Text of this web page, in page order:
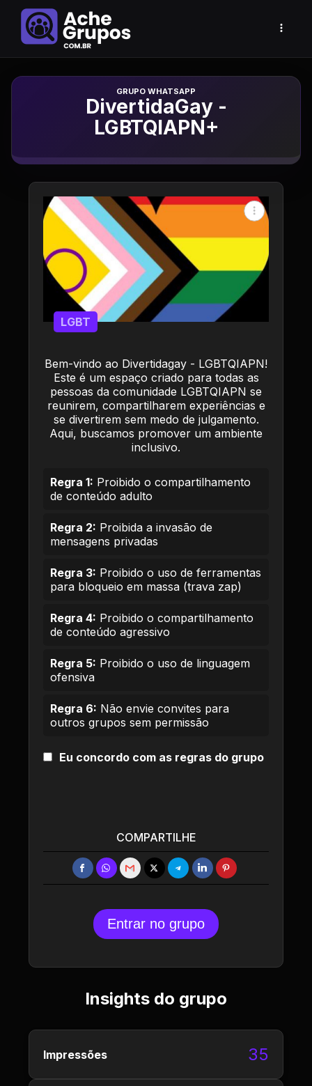
Grupo de Whatsapp
DivertidaGay -
LGBTQIAPN+
Bem-vindo ao Divertidagay - LGBTQIAPN!
Este é um espaço criado para todas as
pessoas da comunidade LGBTQIAPN se
reunirem, compartilharem experiências e
se divertirem sem medo de julgamento.
Aqui, buscamos promover um ambiente
inclusivo.
LGBT
Regra 1: Proibido o compartilhamento
de conteúdo adulto
Regra 2: Proibida a invasão de
mensagens privadas
Regra 3: Proibido o uso de ferramentas
para bloqueio em massa (trava zap)
Regra 4: Proibido o compartilhamento
de conteúdo agressivo
Regra 5: Proibido o uso de linguagem
ofensiva
Regra 6: Não envie convites para
outros grupos sem permissão
Eu concordo com as regras do grupo
COMPARTILHE
Entrar no grupo
Insights do grupo
Impressões 35